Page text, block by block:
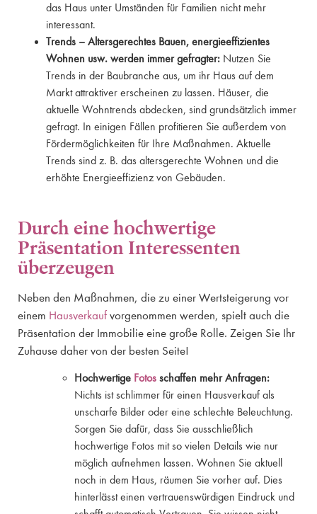
das Haus unter Umständen für Familien nicht mehr
interessant.
Trends – Altersgerechtes Bauen, energieeffizientes
Wohnen usw. werden immer gefragter: Nutzen Sie
Trends in der Baubranche aus, um ihr Haus auf dem
Markt attraktiver erscheinen zu lassen. Häuser, die
aktuelle Wohntrends abdecken, sind grundsätzlich immer
gefragt. In einigen Fällen profitieren Sie außerdem von
Fördermöglichkeiten für Ihre Maßnahmen. Aktuelle
Trends sind z. B. das altersgerechte Wohnen und die
erhöhte Energieeffizienz von Gebäuden.
Durch eine hochwertige
Präsentation Interessenten
überzeugen
Neben den Maßnahmen, die zu einer Wertsteigerung vor
einem Hausverkaufvorgenommen werden, spielt auch die
Präsentation der Immobilie eine große Rolle. Zeigen Sie Ihr
Zuhause daher von der besten Seite!
Hochwertige Fotos schaffen mehr Anfragen:
Nichts ist schlimmer für einen Hausverkauf als
unscharfe Bilder oder eine schlechte Beleuchtung.
Sorgen Sie dafür, dass Sie ausschließlich
hochwertige Fotos mit so vielen Details wie nur
möglich aufnehmen lassen. Wohnen Sie aktuell
noch in dem Haus, räumen Sie vorher auf. Dies
hinterlässt einen vertrauenswürdigen Eindruck und